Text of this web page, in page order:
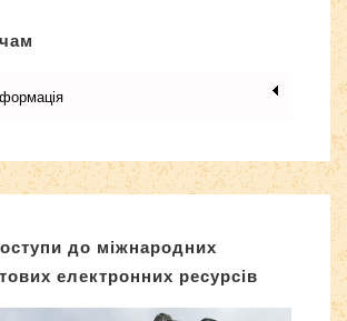
до міжнародних
електронних ресурсів